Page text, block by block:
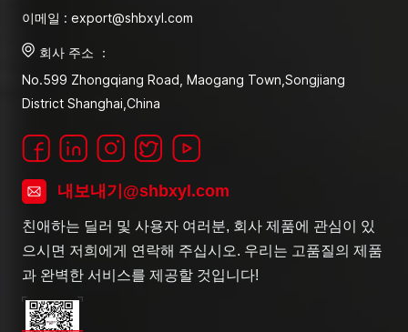
이메일 : export@shbxyl.com
회사 주소 ：
No.599 Zhongqiang Road, Maogang Town,Songjiang
District Shanghai,China
내보내기@shbxyl.com
친애하는 딜러 및 사용자 여러분, 회사 제품에 관심이 있
으시면 저희에게 연락해 주십시오. 우리는 고품질의 제품
과 완벽한 서비스를 제공할 것입니다!